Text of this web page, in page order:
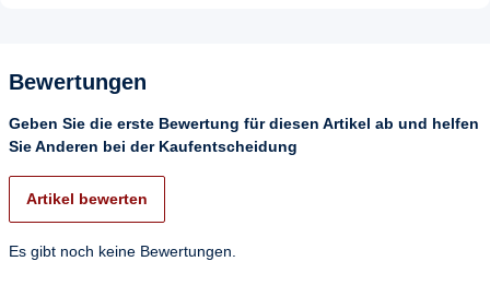
Bewertungen
Geben Sie die erste Bewertung für diesen Artikel ab und helfen
Sie Anderen bei der Kaufentscheidung
Artikel bewerten
Es gibt noch keine Bewertungen.